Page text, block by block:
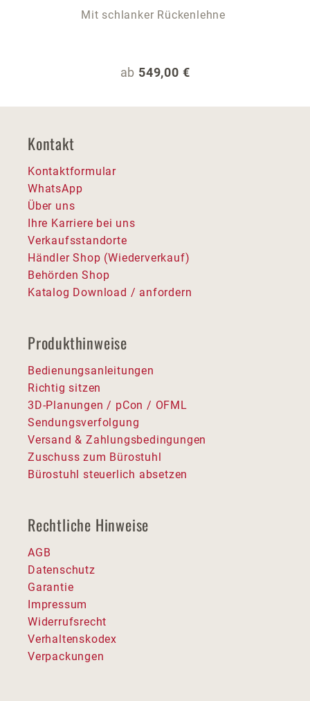
Mit schlanker Rückenlehne
Regulärer Preis:
ab 549,00 €
Kontakt
Kontaktformular
WhatsApp
Über uns
Ihre Karriere bei uns
Verkaufsstandorte
Händler Shop (Wiederverkauf)
Behörden Shop
Katalog Download / anfordern
Produkthinweise
Bedienungsanleitungen
Richtig sitzen
3D-Planungen / pCon / OFML
Sendungsverfolgung
Versand & Zahlungsbedingungen
Zuschuss zum Bürostuhl
Bürostuhl steuerlich absetzen
Rechtliche Hinweise
AGB
Datenschutz
Garantie
Impressum
Widerrufsrecht
Verhaltenskodex
Verpackungen